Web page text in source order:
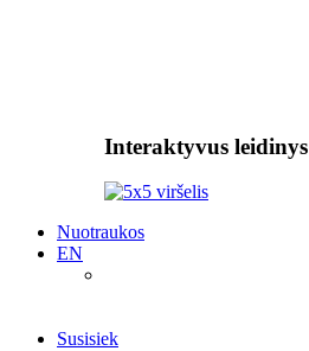
Interaktyvus leidinys
Nuotraukos
EN
Susisiek